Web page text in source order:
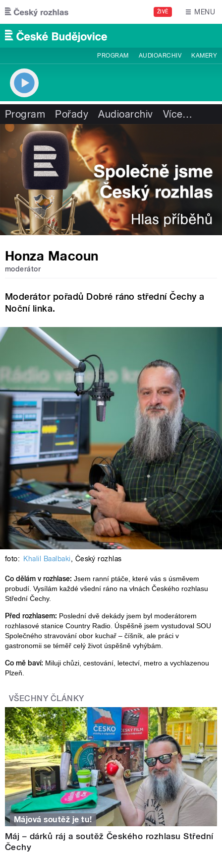
Přejít k hlavnímu obsahu
ŽIVĚ MENU
PROGRAM AUDIOARCHIV KAMERY
Program Pořady Audioarchiv Více…
Honza Macoun
moderátor
Moderátor pořadů Dobré ráno střední Čechy a
Noční linka.
foto: Khalil Baalbaki, Český rozhlas
Co dělám v rozhlase: Jsem ranní ptáče, které vás s úsměvem
probudí. Vysílám každé všední ráno na vlnách Českého rozhlasu
Střední Čechy.
Před rozhlasem: Poslední dvě dekády jsem byl moderátorem
rozhlasové stanice Country Radio. Úspěšně jsem vystudoval SOU
Společného stravování obor kuchař – číšník, ale práci v
gastronomii se téměř celý život úspěšně vyhýbám.
Co mě baví: Miluji chůzi, cestování, letectví, metro a vychlazenou
Plzeň.
VŠECHNY ČLÁNKY
Májová soutěž je tu!
Máj – dárků ráj a soutěž Českého rozhlasu Střední
Čechy